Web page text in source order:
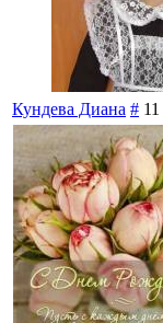
Кундева Диана #